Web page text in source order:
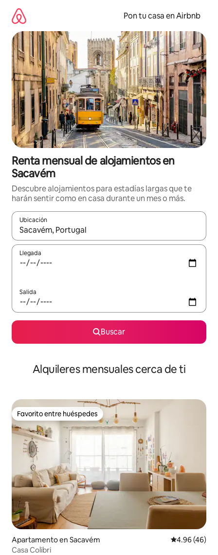
contenido
Pon tu casa en Airbnb
Renta mensual de alojamientos en
Sacavém
Descubre alojamientos para estadías largas que te
harán sentir como en casa durante un mes o más.
Ubicación
Cuando los resultados estén disponibles, navega con las
Llegada
Salida
Buscar
Alquileres mensuales cerca de ti
Favorito entre huéspedes
Favorito entre huéspedes
Apartamento en Sacavém Calificación
4.96 (46)
Casa Colibri